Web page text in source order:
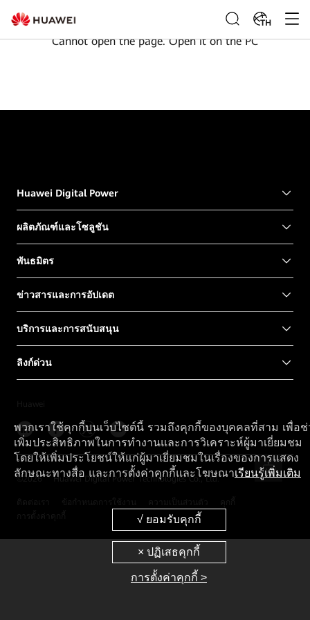
TH
Cannot open the page. Open it on the PC
Huawei Digital Power
ผลิตภัณฑ์และโซลูชัน
พันธมิตร
ข่าวสารและการอัปเดต
บริการและการสนับสนุน
ลิงก์ด่วน
© 2026 Huawei Digital Power Technologies Co., Ltd.
พวกเราใช้คุกกี้บนเว็บไซต์นี้ รวมถึงคุกกี้ของบุคคลที่สาม เพื่อช่
เพิ่มประสิทธิภาพในการทำงานและการวิเคราะห์ผู้มาเยี่ยมชม
โดยให้เพิ่มประโยชน์ให้แก่ผู้มาเยี่ยมชมในเรื่องของการแสดง
ลักษณะทางสื่อ และการตั้งค่าคุกกี้และโฆษณาเรียนรู้เพิ่มเติม
การตั้งค่าคุกกี้ >